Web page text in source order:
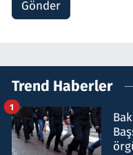
Gönder
Trend Haberler
1